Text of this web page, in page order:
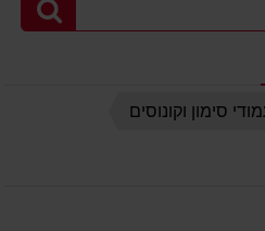
סימון וקונוסים